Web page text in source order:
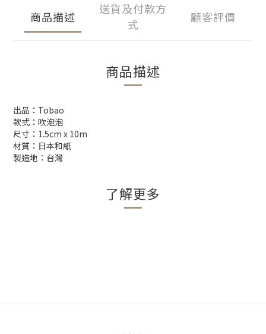
商品描述
送貨及付款方
式
顧客評價
商品描述
出品：Tobao
款式：吹泡泡
尺寸：1.5cm x 10m
材質：日本和紙
製造地：台灣
了解更多